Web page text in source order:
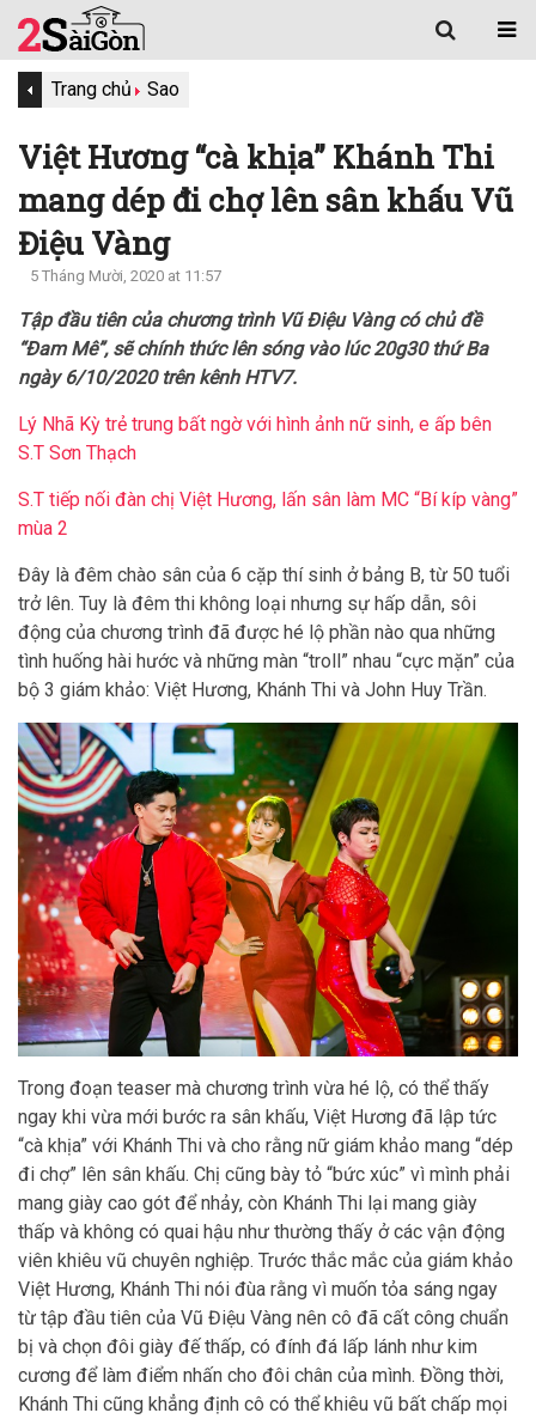
Trang chủ Sao
Việt Hương “cà khịa” Khánh Thi
mang dép đi chợ lên sân khấu Vũ
Điệu Vàng
5 Tháng Mười, 2020 at 11:57
Tập đầu tiên của chương trình Vũ Điệu Vàng có chủ đề
“Đam Mê”, sẽ chính thức lên sóng vào lúc 20g30 thứ Ba
ngày 6/10/2020 trên kênh HTV7.
Lý Nhã Kỳ trẻ trung bất ngờ với hình ảnh nữ sinh, e ấp bên
S.T Sơn Thạch
S.T tiếp nối đàn chị Việt Hương, lấn sân làm MC “Bí kíp vàng”
mùa 2
Đây là đêm chào sân của 6 cặp thí sinh ở bảng B, từ 50 tuổi
trở lên. Tuy là đêm thi không loại nhưng sự hấp dẫn, sôi
động của chương trình đã được hé lộ phần nào qua những
tình huống hài hước và những màn “troll” nhau “cực mặn” của
bộ 3 giám khảo: Việt Hương, Khánh Thi và John Huy Trần.
Trong đoạn teaser mà chương trình vừa hé lộ, có thể thấy
ngay khi vừa mới bước ra sân khấu, Việt Hương đã lập tức
“cà khịa” với Khánh Thi và cho rằng nữ giám khảo mang “dép
đi chợ” lên sân khấu. Chị cũng bày tỏ “bức xúc” vì mình phải
mang giày cao gót để nhảy, còn Khánh Thi lại mang giày
thấp và không có quai hậu như thường thấy ở các vận động
viên khiêu vũ chuyên nghiệp. Trước thắc mắc của giám khảo
Việt Hương, Khánh Thi nói đùa rằng vì muốn tỏa sáng ngay
từ tập đầu tiên của Vũ Điệu Vàng nên cô đã cất công chuẩn
bị và chọn đôi giày đế thấp, có đính đá lấp lánh như kim
cương để làm điểm nhấn cho đôi chân của mình. Đồng thời,
Khánh Thi cũng khẳng định cô có thể khiêu vũ bất chấp mọi